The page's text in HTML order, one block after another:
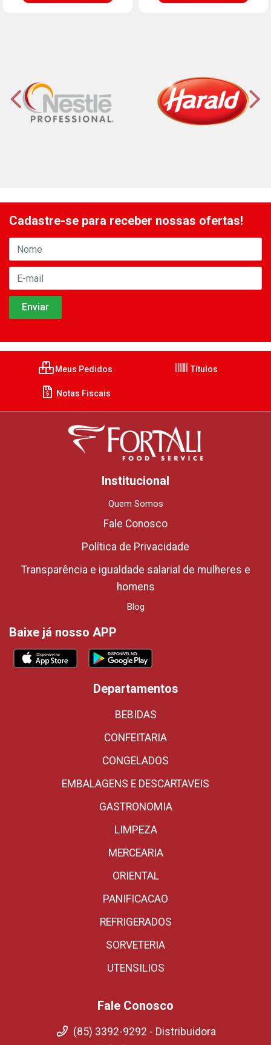
Cadastre-se para receber nossas ofertas!
Meus Pedidos Títulos
Notas Fiscais
Institucional
Quem Somos
Fale Conosco
Política de Privacidade
Transparência e igualdade salarial de mulheres e
homens
Blog
Baixe já nosso APP
Departamentos
BEBIDAS
CONFEITARIA
CONGELADOS
EMBALAGENS E DESCARTAVEIS
GASTRONOMIA
LIMPEZA
MERCEARIA
ORIENTAL
PANIFICACAO
REFRIGERADOS
SORVETERIA
UTENSILIOS
Fale Conosco
(85) 3392-9292 - Distribuidora